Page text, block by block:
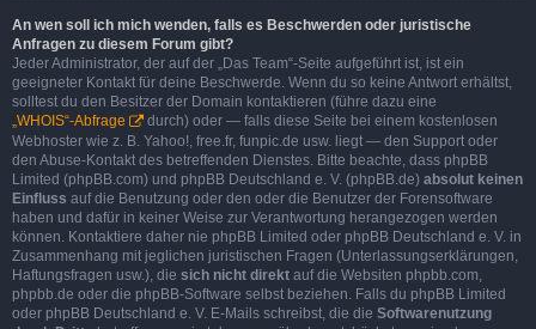
An wen soll ich mich wenden, falls es Beschwerden oder juristische
Anfragen zu diesem Forum gibt?
Jeder Administrator, der auf der „Das Team“-Seite aufgeführt ist, ist ein
geeigneter Kontakt für deine Beschwerde. Wenn du so keine Antwort erhältst,
solltest du den Besitzer der Domain kontaktieren (führe dazu eine
„WHOIS“-Abfrage
durch) oder — falls diese Seite bei einem kostenlosen
Webhoster wie z. B. Yahoo!, free.fr, funpic.de usw. liegt — den Support oder
den Abuse-Kontakt des betreffenden Dienstes. Bitte beachte, dass phpBB
Limited (phpBB.com) und phpBB Deutschland e. V. (phpBB.de) absolut keinen
Einfluss auf die Benutzung oder den oder die Benutzer der Forensoftware
haben und dafür in keiner Weise zur Verantwortung herangezogen werden
können. Kontaktiere daher nie phpBB Limited oder phpBB Deutschland e. V. in
Zusammenhang mit jeglichen juristischen Fragen (Unterlassungserklärungen,
Haftungsfragen usw.), die sich nicht direkt auf die Websiten phpbb.com,
phpbb.de oder die phpBB-Software selbst beziehen. Falls du phpBB Limited
oder phpBB Deutschland e. V. E-Mails schreibst, die die Softwarenutzung